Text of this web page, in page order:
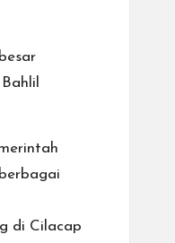
di Cilacap